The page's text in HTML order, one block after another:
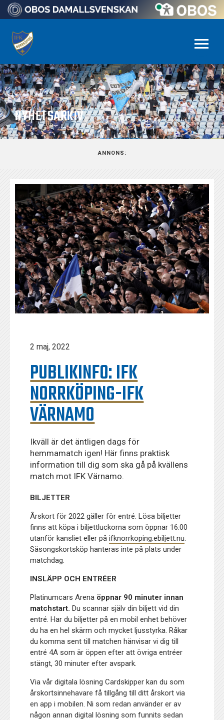
NYHETSARKIV
ANNONS:
2 maj, 2022
PUBLIKINFO: IFK
NORRKÖPING-IFK
VÄRNAMO
Ikväll är det äntligen dags för
hemmamatch igen! Här finns praktisk
information till dig som ska gå på kvällens
match mot IFK Värnamo.
BILJETTER
Årskort för 2022 gäller för entré. Lösa biljetter
finns att köpa i biljettluckorna som öppnar 16:00
utanför kansliet eller påifknorrkoping.ebiljett.nu.
Säsongskortsköp hanteras inte på plats under
matchdag.
INSLÄPP OCH ENTRÉER
Platinumcars Arena öppnar 90 minuter innan
matchstart.Du scannar själv din biljett vid din
entré. Har du biljetter på en mobil enhet behöver
du ha en hel skärm och mycket ljusstyrka. Råkar
du komma sent till matchen hänvisar vi dig till
entré 4A som är öppen efter att övriga entréer
stängt, 30 minuter efter avspark.
Via vår digitala lösning Cardskipper kan du som
årskortsinnehavare få tillgång till ditt årskort via
en app i mobilen. Ni som redan använder er av
någon annan digital lösning som funnits sedan